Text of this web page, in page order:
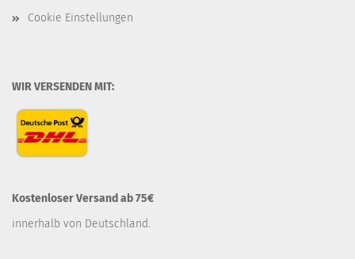
Cookie Einstellungen
WIR VERSENDEN MIT:
Kostenloser Versand ab 75€
innerhalb von Deutschland.